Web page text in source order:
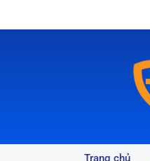
Trang chủ